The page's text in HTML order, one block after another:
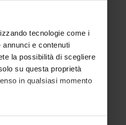
tecnologie come i
e contenuti
la possibilità di scegliere
su questa proprietà
in qualsiasi momento